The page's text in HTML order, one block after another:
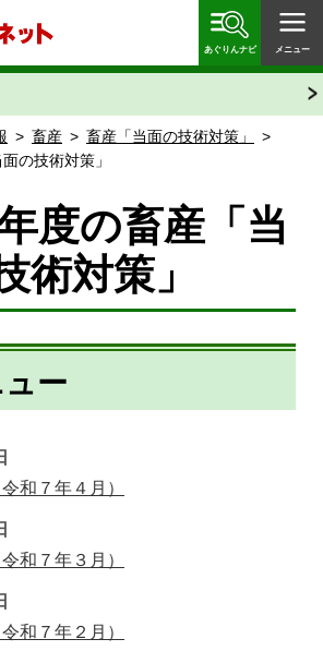
あぐりんナビ メニュー
> 畜産 > 畜産「当面の技術対策」
>
の技術対策」
度の畜産「当
術対策」
ー
和７年４月）
和７年３月）
和７年２月）